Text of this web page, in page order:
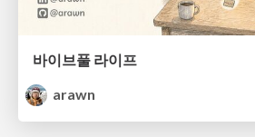
바이브풀 라이프
arawn